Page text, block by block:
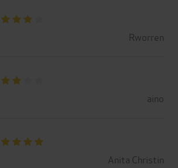
Rworren
aino
Anita Christin